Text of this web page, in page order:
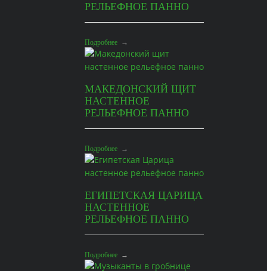
РЕЛЬЕФНОЕ ПАННО
Подробнее→
МАКЕДОНСКИЙ ЩИТ
НАСТЕННОЕ
РЕЛЬЕФНОЕ ПАННО
Подробнее→
ЕГИПЕТСКАЯ ЦАРИЦА
НАСТЕННОЕ
РЕЛЬЕФНОЕ ПАННО
Подробнее→